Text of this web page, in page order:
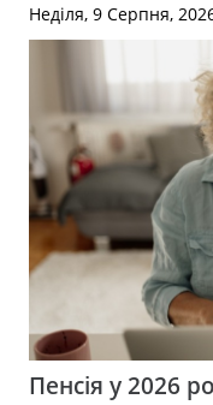
Неділя, 9 Серпня,
Пенсія у 2026